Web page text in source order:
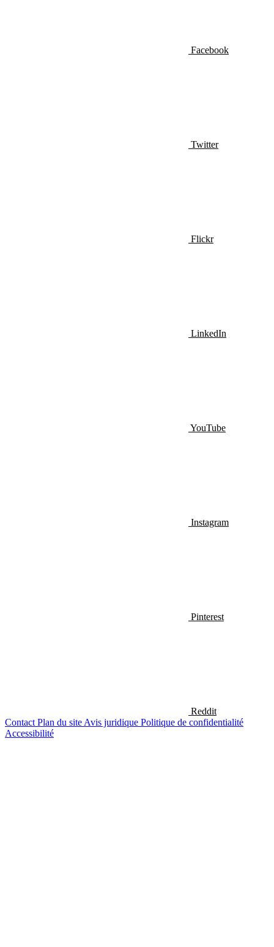
Facebook
Twitter
Flickr
LinkedIn
YouTube
Instagram
Pinterest
Reddit
Contact Plan du site Avis juridique Politique de confidentialité
Accessibilité